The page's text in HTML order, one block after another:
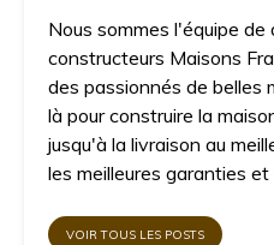
Nous sommes l'équipe de
constructeurs Maisons
des passionnés de belles
là pour construire la
jusqu'à la livraison au
les meilleures garanties
VOIR TOUS LES POSTS